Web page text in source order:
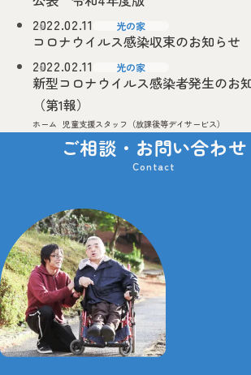
2022.02.11
光の家
コロナウイルス感染収束のお知らせ
2022.02.11
光の家
新型コロナウイルス感染者発生のお
（第1報）
ホーム 児童支援スタッフ（放課後等デイサービス）
ご相談・お問い合わせ